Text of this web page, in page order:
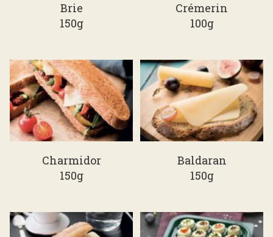
Brie
150g
Crémerin
100g
Charmidor
150g
Baldaran
150g